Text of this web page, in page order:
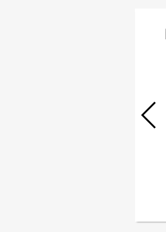
【ブリリアンス・プラス】生産管理マ